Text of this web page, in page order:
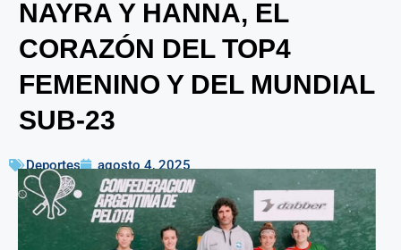
NAYRA Y HANNA, EL
CORAZÓN DEL TOP4
FEMENINO Y DEL MUNDIAL
SUB-23
Deportes agosto 4, 2025